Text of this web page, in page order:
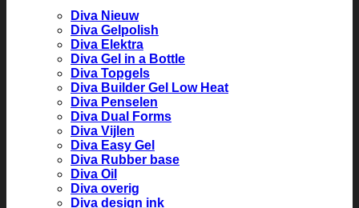
Diva Nieuw
Diva Gelpolish
Diva Elektra
Diva Gel in a Bottle
Diva Topgels
Diva Builder Gel Low Heat
Diva Penselen
Diva Dual Forms
Diva Vijlen
Diva Easy Gel
Diva Rubber base
Diva Oil
Diva overig
Diva design ink